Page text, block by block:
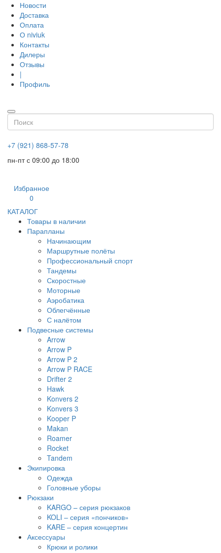
Новости
Доставка
Оплата
О niviuk
Контакты
Дилеры
Отзывы
|
Профиль
+7 (921) 868-57-78
пн-пт с 09:00 до 18:00
Избранное
0
КАТАЛОГ
Товары в наличии
Парапланы
Начинающим
Маршрутные полёты
Профессиональный спорт
Тандемы
Скоростные
Моторные
Аэробатика
Облегчённые
С налётом
Подвесные системы
Arrow
Arrow P
Arrow P 2
Arrow P RACE
Drifter 2
Hawk
Konvers 2
Konvers 3
Kooper P
Makan
Roamer
Rocket
Tandem
Экипировка
Одежда
Головные уборы
Рюкзаки
KARGO – серия рюкзаков
KOLI – серия «пончиков»
KARE – серия концертин
Аксессуары
Крюки и ролики